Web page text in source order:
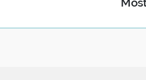
Aldo Cavini Benedetti